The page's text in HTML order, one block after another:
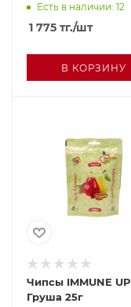
Есть в наличии: 12
1 775 тг./шт
В КОРЗИНУ
Чипсы IMMUNE UP
Груша 25г